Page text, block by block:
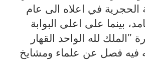
الحجرية في اعلاه الى عام
، بينما على اعلى البوابة
لله الواحد القهار
فيه فصل عن علماء ومشايخ